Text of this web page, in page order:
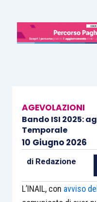
AGEVOLAZIONI
Bando ISI 2025:
Temporale
10 Giugno 2026
di Redazione
L’INAIL, con avviso